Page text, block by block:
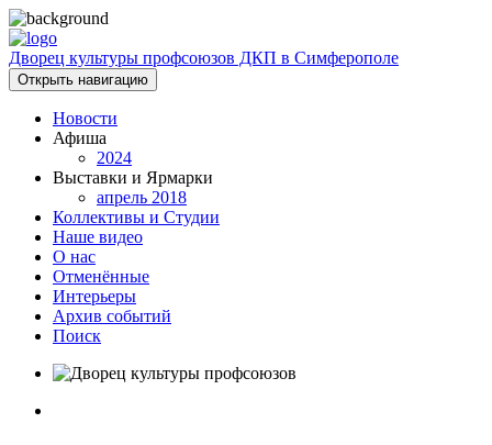
Дворец культуры профсоюзов ДКП в Симферополе
Открыть навигацию
Новости
Афиша
2024
Выставки и Ярмарки
апрель 2018
Коллективы и Студии
Наше видео
О нас
Отменённые
Интерьеры
Архив событий
Поиск